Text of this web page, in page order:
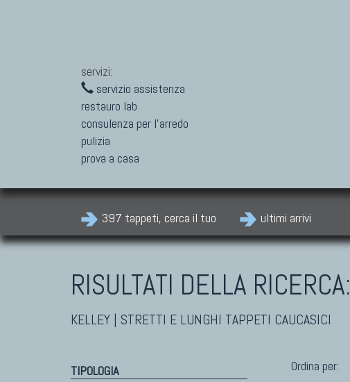
servizi:
servizio assistenza
restauro lab
consulenza per l'arredo
pulizia
prova a casa
397 tappeti, cerca il tuo ultimi arrivi
RISULTATI DELLA RICERCA:
KELLEY | STRETTI E LUNGHI TAPPETI CAUCASICI
TIPOLOGIA Ordina per: